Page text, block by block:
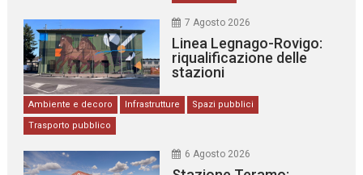
7 Agosto 2026
Linea Legnago-Rovigo:
riqualificazione delle
stazioni
Ambiente e decoro Infrastrutture
Spazi pubblici
Trasporto pubblico
6 Agosto 2026